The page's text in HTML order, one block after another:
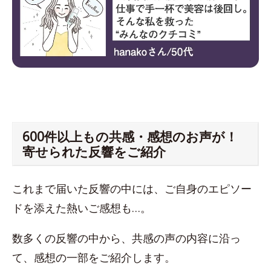
600件以上もの共感・感想のお声が！
寄せられた反響をご紹介
これまで届いた反響の中には、ご自身のエピソー
ドを添えた熱いご感想も…。
数多くの反響の中から、共感の声の内容に沿っ
て、感想の一部をご紹介します。